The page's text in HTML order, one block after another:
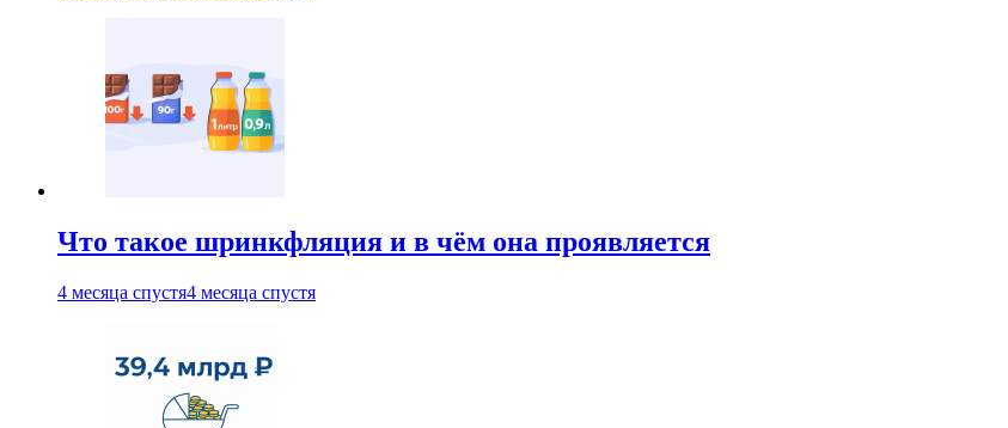
Что такое шринкфляция и в чём она проявляется
4 месяца спустя4 месяца спустя